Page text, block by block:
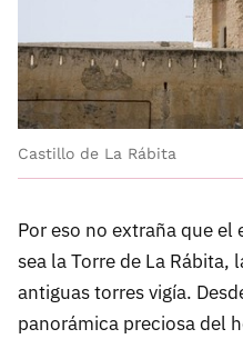
Castillo de La Rábita
Por eso no extraña que
sea la Torre de La Rábita,
antiguas torres vigía.
panorámica preciosa del